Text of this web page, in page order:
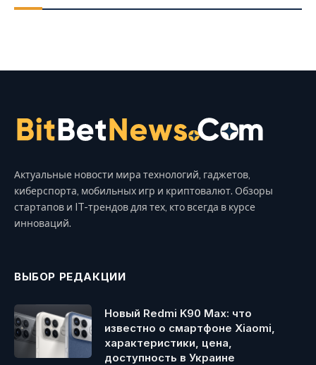
Актуальные новости мира технологий, гаджетов,
киберспорта, мобильных игр и криптовалют. Обзоры
стартапов и IT-трендов для тех, кто всегда в курсе
инноваций.
ВЫБОР РЕДАКЦИИ
Новый Redmi K90 Max: что
известно о смартфоне Xiaomi,
характеристики, цена,
доступность в Украине